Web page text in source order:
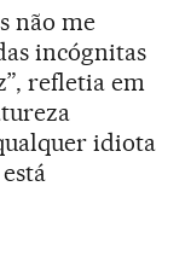
não me
incógnitas
refletia em
idiota